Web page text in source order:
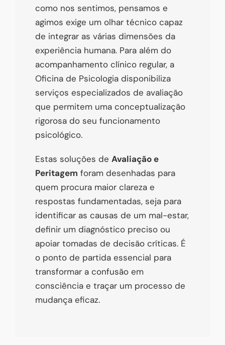
como nos sentimos, pensamos e
agimos exige um olhar técnico capaz
de integrar as várias dimensões da
experiência humana. Para além do
acompanhamento clínico regular, a
Oficina de Psicologia disponibiliza
serviços especializados de avaliação
que permitem uma conceptualização
rigorosa do seu funcionamento
psicológico.
Estas soluções de Avaliação e
Peritagem foram desenhadas para
quem procura maior clareza e
respostas fundamentadas, seja para
identificar as causas de um mal-estar,
definir um diagnóstico preciso ou
apoiar tomadas de decisão críticas. É
o ponto de partida essencial para
transformar a confusão em
consciência e traçar um processo de
mudança eficaz.